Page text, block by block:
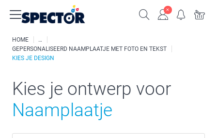
HOME
GEPERSONALISEERD NAAMPLAATJE MET FOTO EN TEKST
KIES JE DESIGN
Kies je ontwerp voor
Naamplaatje